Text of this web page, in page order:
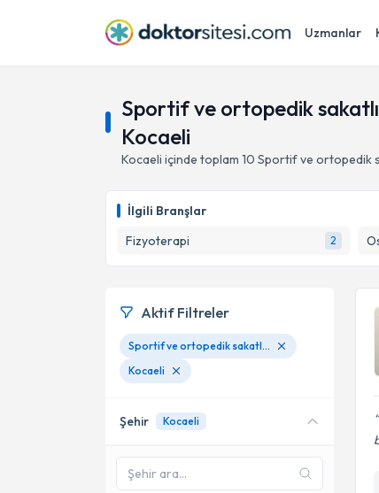
Uzmanlar
Sportif ve ortopedik
Kocaeli
Kocaeli içinde toplam 10 Sportif ve ortopedik
İlgili Branşlar
Fizyoterapi
2
Aktif Filtreler
Sportif ve ortopedik sakatlıklara yönelik osteopathy ve manual therapy uygulaması
Kocaeli
Şehir Kocaeli